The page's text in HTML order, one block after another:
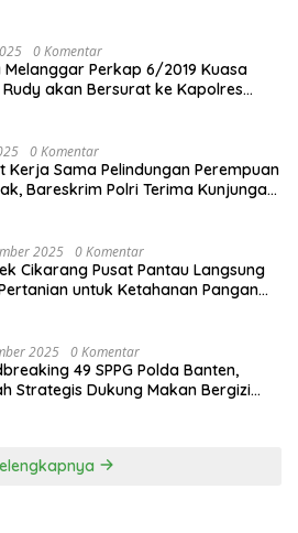
0 Komentar
Melanggar Perkap 6/2019 Kuasa
Rudy akan Bersurat ke Kapolres
0 Komentar
Kerja Sama Pelindungan Perempuan
Bareskrim Polri Terima Kunjungan
2025 0 Komentar
Cikarang Pusat Pantau Langsung
untuk Ketahanan Pangan
2025 0 Komentar
49 SPPG Polda Banten,
Strategis Dukung Makan Bergizi